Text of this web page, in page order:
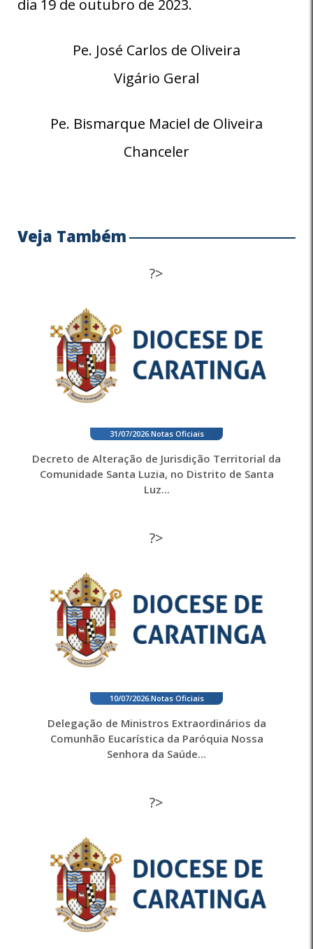
dia 19 de outubro de 2023.
Pe. José Carlos de Oliveira
Vigário Geral
Pe. Bismarque Maciel de Oliveira
Chanceler
Veja Também
?>
31/07/2026. Notas Oficiais
Decreto de Alteração de Jurisdição Territorial da
Comunidade Santa Luzia, no Distrito de Santa
Luz...
?>
10/07/2026. Notas Oficiais
Delegação de Ministros Extraordinários da
Comunhão Eucarística da Paróquia Nossa
Senhora da Saúde...
?>